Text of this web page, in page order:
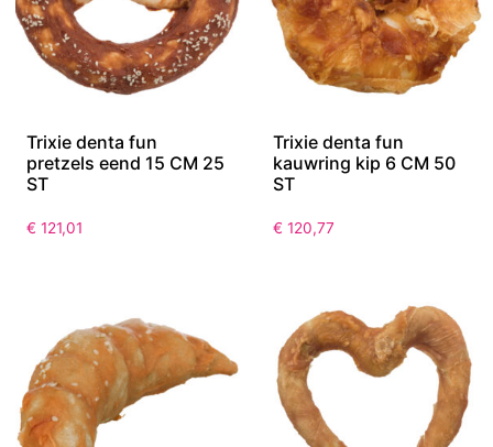
Trixie denta fun
pretzels eend 15 CM 25
ST
€ 121,01
Trixie denta fun
kauwring kip 6 CM 50
ST
€ 120,77